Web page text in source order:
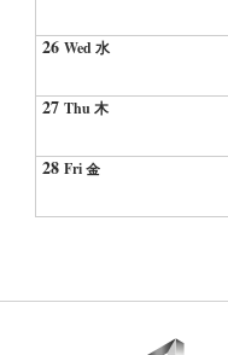
26 Wed 水
27 Thu 木
28 Fri 金